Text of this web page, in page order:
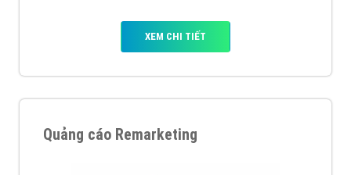
XEM CHI TIẾT
Quảng cáo Remarketing